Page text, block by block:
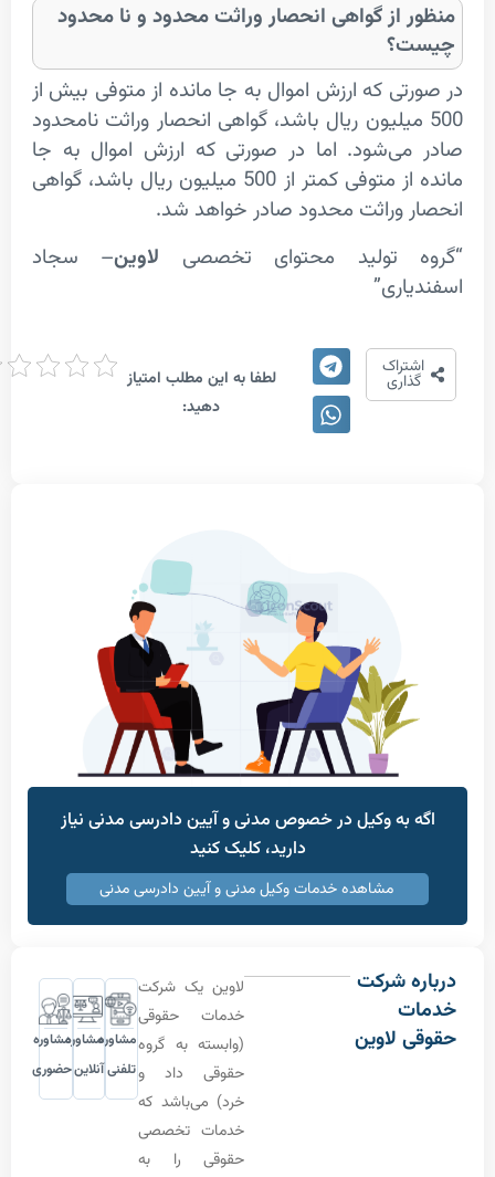
از گواهی انحصار وراثت محدود و نا محدود
که ارزش اموال به جا مانده از متوفی بیش از
میلیون ریال باشد، گواهی انحصار وراثت نامحدود
اما در صورتی که ارزش اموال به جا
مانده از متوفی کمتر از 500 میلیون ریال باشد، گواهی
وراثت محدود صادر خواهد شد.
تولید محتوای تخصصیلاوین– سجاد
لطفا به این مطلب امتیاز
امتیاز
دهی
به وکیل در خصوص مدنی و آیین دادرسی مدنی نیاز
دارید، کلیک کنید
مشاهده خدمات وکیل مدنی و آیین دادرسی مدنی
شرکت
لاوین
لاوین یک شرکت
خدمات حقوقی
(وابسته به گروه
حقوقی داد و
خرد) می‌باشد که
خدمات تخصصی
حقوقی را به
مشاوره
تلفنی
مشاوره
آنلاین
مشاوره
حضوری